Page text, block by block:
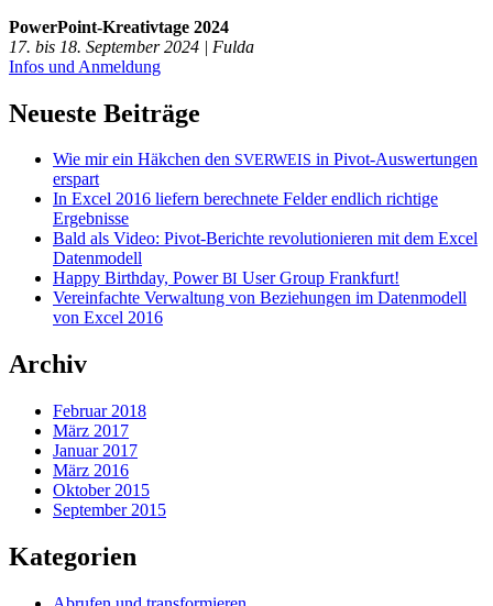
PowerPoint-Kreativtage 2024
17. bis 18. September 2024 | Fulda
Infos und Anmeldung
Neueste Beiträge
Wie mir ein Häkchen den SVERWEIS in Pivot-Auswertungen
erspart
In Excel 2016 liefern berechnete Felder endlich richtige
Ergebnisse
Bald als Video: Pivot-Berichte revolutionieren mit dem Excel
Datenmodell
Happy Birthday, PowerBI User Group Frankfurt!
Vereinfachte Verwaltung von Beziehungen im Datenmodell
von Excel 2016
Archiv
Februar 2018
März 2017
Januar 2017
März 2016
Oktober 2015
September 2015
Kategorien